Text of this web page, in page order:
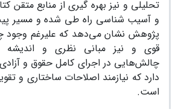
تحلیلی و نیز بهره گیری از منابع متقن
و آسیب شناسی راه طی شده و مسیر
پژوهش نشان می‌دهد که علیرغم وجود
قوی و نیز مبانی نظری و اندیشه
چالش‌هایی در اجرای کامل حقوق و
دارد که نیازمند اصلاحات ساختاری و
است.